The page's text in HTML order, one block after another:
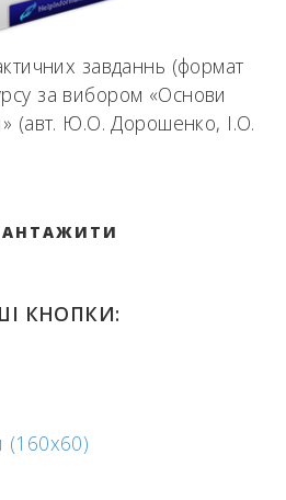
завданнь (формат
за вибором «Основи
(авт. Ю.О. Дорошенко, І.О.
КНОПКИ:
(160x60)